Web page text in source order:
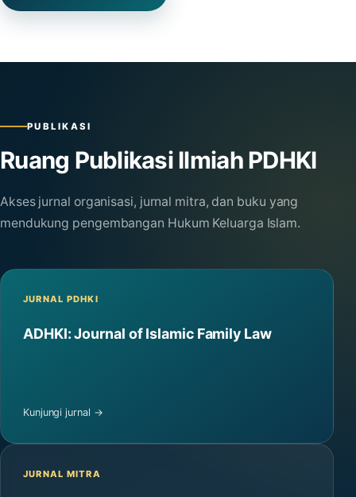
PUBLIKASI
Ruang Publikasi Ilmiah PDHKI
Akses jurnal organisasi, jurnal mitra, dan buku yang
mendukung pengembangan Hukum Keluarga Islam.
JURNAL PDHKI
ADHKI: Journal of Islamic Family Law
Kunjungi jurnal →
JURNAL MITRA